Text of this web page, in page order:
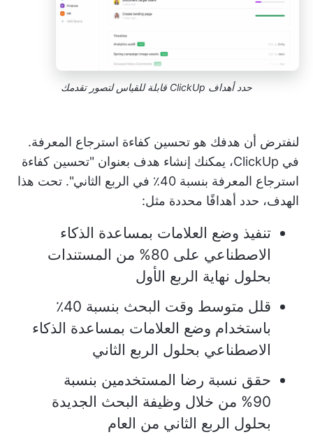
حدد أهداف ClickUp قابلة للقياس لتصور تقدمك
لنفترض أن هدفك هو تحسين كفاءة استرجاع المعرفة.
في ClickUp، يمكنك إنشاء هدف بعنوان "تحسين كفاءة
استرجاع المعرفة بنسبة 40٪ في الربع الثاني". تحت هذا
الهدف، حدد أهدافًا محددة مثل:
تنفيذ وضع العلامات بمساعدة الذكاء
الاصطناعي على 80% من المستندات
بحلول نهاية الربع الأول
قلل متوسط وقت البحث بنسبة 40٪
باستخدام وضع العلامات بمساعدة الذكاء
الاصطناعي بحلول الربع الثاني
حقق نسبة رضا المستخدمين بنسبة
90% من خلال وظيفة البحث الجديدة
بحلول الربع الثاني من العام